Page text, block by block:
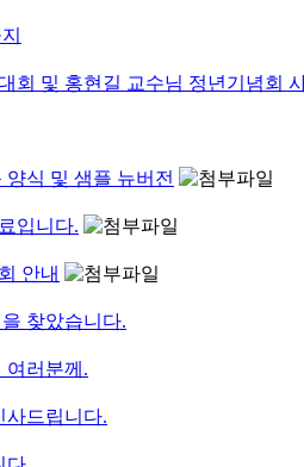
회 및 홍현길 교수님 정년기념회
식 및 샘플 뉴버전
입니다.
안내
찾았습니다.
여러분께.
사드립니다.